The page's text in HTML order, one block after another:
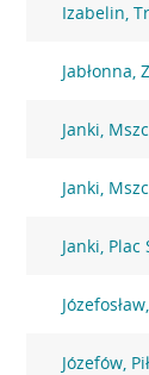
Izabelin,
Jabłonna,
Janki,
Janki,
Janki, Plac
Józefów,